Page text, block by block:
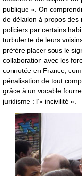
publique ». On
de délation à propos des
policiers par certains
turbulente de leurs
préfère placer sous le
collaboration avec les
connotée en France,
pénalisation de tout
grâce à un vocable
juridisme : l’« incivilité ».